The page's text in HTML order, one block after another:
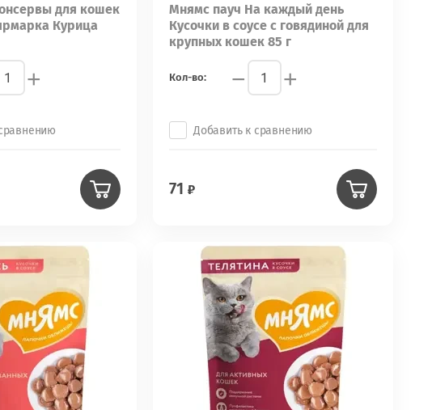
для кошек
Курица
+
Мнямс пауч На каждый день
Кусочки в соусе с говядиной для
крупных кошек 85 г
Кол-во: − +
Добавить к сравнению
71